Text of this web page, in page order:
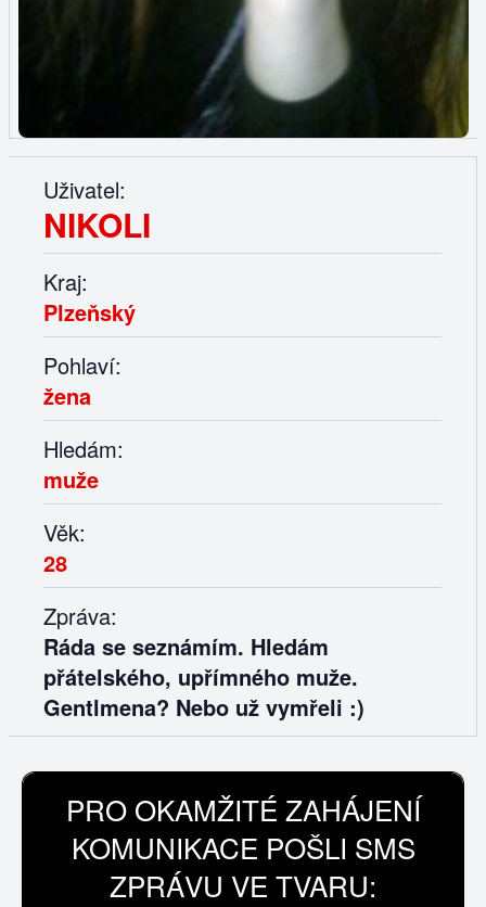
Uživatel:
NIKOLI
Kraj:
Plzeňský
Pohlaví:
žena
Hledám:
muže
Věk:
28
Zpráva:
Ráda se seznámím. Hledám
přátelského, upřímného muže.
Gentlmena? Nebo už vymřeli :)
PRO OKAMŽITÉ ZAHÁJENÍ
KOMUNIKACE POŠLI SMS
ZPRÁVU VE TVARU: